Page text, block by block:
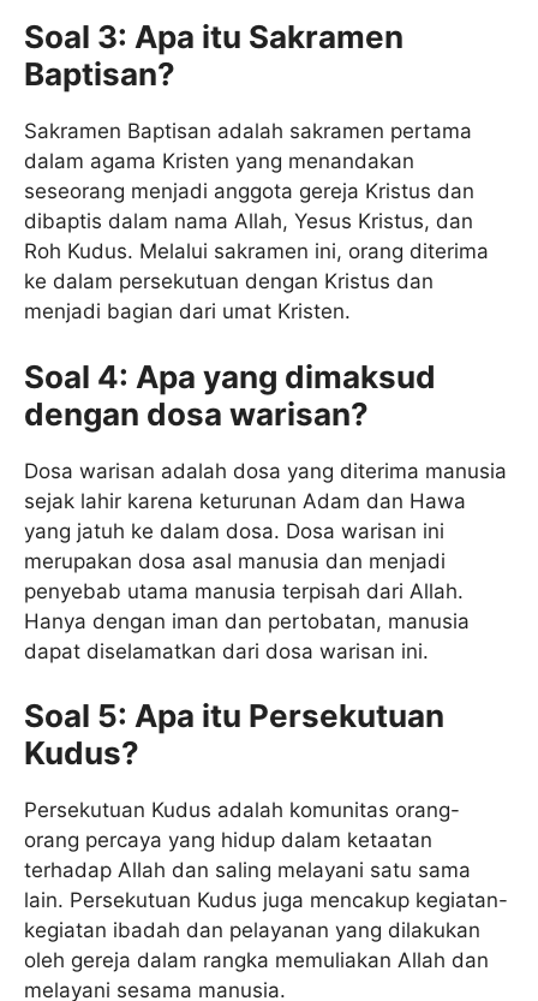
Soal 3: Apa itu Sakramen
Baptisan?
Sakramen Baptisan adalah sakramen pertama
dalam agama Kristen yang menandakan
seseorang menjadi anggota gereja Kristus dan
dibaptis dalam nama Allah, Yesus Kristus, dan
Roh Kudus. Melalui sakramen ini, orang diterima
ke dalam persekutuan dengan Kristus dan
menjadi bagian dari umat Kristen.
Soal 4: Apa yang dimaksud
dengan dosa warisan?
Dosa warisan adalah dosa yang diterima manusia
sejak lahir karena keturunan Adam dan Hawa
yang jatuh ke dalam dosa. Dosa warisan ini
merupakan dosa asal manusia dan menjadi
penyebab utama manusia terpisah dari Allah.
Hanya dengan iman dan pertobatan, manusia
dapat diselamatkan dari dosa warisan ini.
Soal 5: Apa itu Persekutuan
Kudus?
Persekutuan Kudus adalah komunitas orang-
orang percaya yang hidup dalam ketaatan
terhadap Allah dan saling melayani satu sama
lain. Persekutuan Kudus juga mencakup kegiatan-
kegiatan ibadah dan pelayanan yang dilakukan
oleh gereja dalam rangka memuliakan Allah dan
melayani sesama manusia.